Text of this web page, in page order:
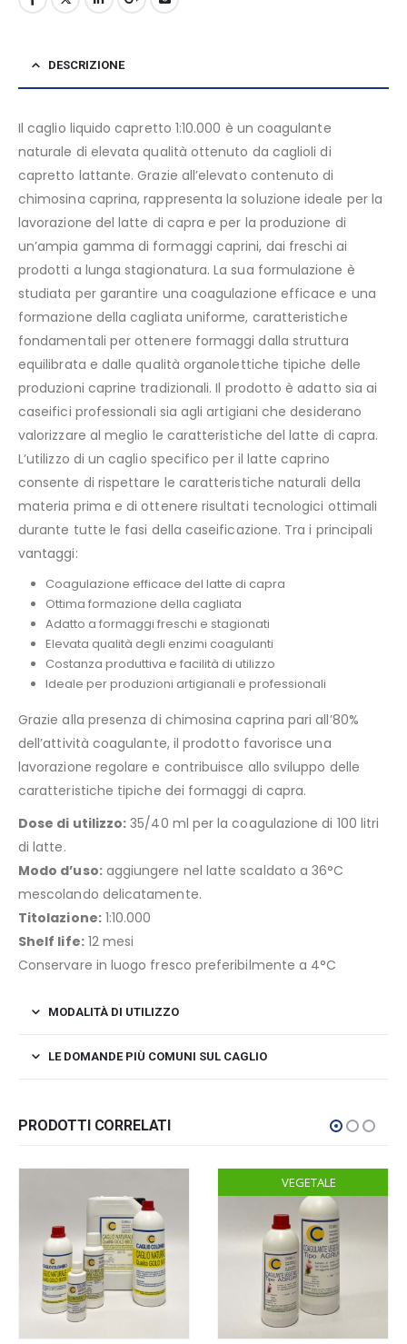
DESCRIZIONE
Il caglio liquido capretto 1:10.000 è un coagulante
naturale di elevata qualità ottenuto da caglioli di
capretto lattante. Grazie all’elevato contenuto di
chimosina caprina, rappresenta la soluzione ideale per la
lavorazione del latte di capra e per la produzione di
un’ampia gamma di formaggi caprini, dai freschi ai
prodotti a lunga stagionatura. La sua formulazione è
studiata per garantire una coagulazione efficace e una
formazione della cagliata uniforme, caratteristiche
fondamentali per ottenere formaggi dalla struttura
equilibrata e dalle qualità organolettiche tipiche delle
produzioni caprine tradizionali. Il prodotto è adatto sia ai
caseifici professionali sia agli artigiani che desiderano
valorizzare al meglio le caratteristiche del latte di capra.
L’utilizzo di un caglio specifico per il latte caprino
consente di rispettare le caratteristiche naturali della
materia prima e di ottenere risultati tecnologici ottimali
durante tutte le fasi della caseificazione. Tra i principali
vantaggi:
Coagulazione efficace del latte di capra
Ottima formazione della cagliata
Adatto a formaggi freschi e stagionati
Elevata qualità degli enzimi coagulanti
Costanza produttiva e facilità di utilizzo
Ideale per produzioni artigianali e professionali
Grazie alla presenza di chimosina caprina pari all’80%
dell’attività coagulante, il prodotto favorisce una
lavorazione regolare e contribuisce allo sviluppo delle
caratteristiche tipiche dei formaggi di capra.
Dose di utilizzo: 35/40 ml per la coagulazione di 100 litri
di latte.
Modo d’uso:aggiungere nel latte scaldato a 36°C
mescolando delicatamente.
Titolazione:1:10.000
Shelf life:12 mesi
Conservare in luogo fresco preferibilmente a 4°C
MODALITÀ DI UTILIZZO
LE DOMANDE PIÙ COMUNI SUL CAGLIO
PRODOTTI CORRELATI